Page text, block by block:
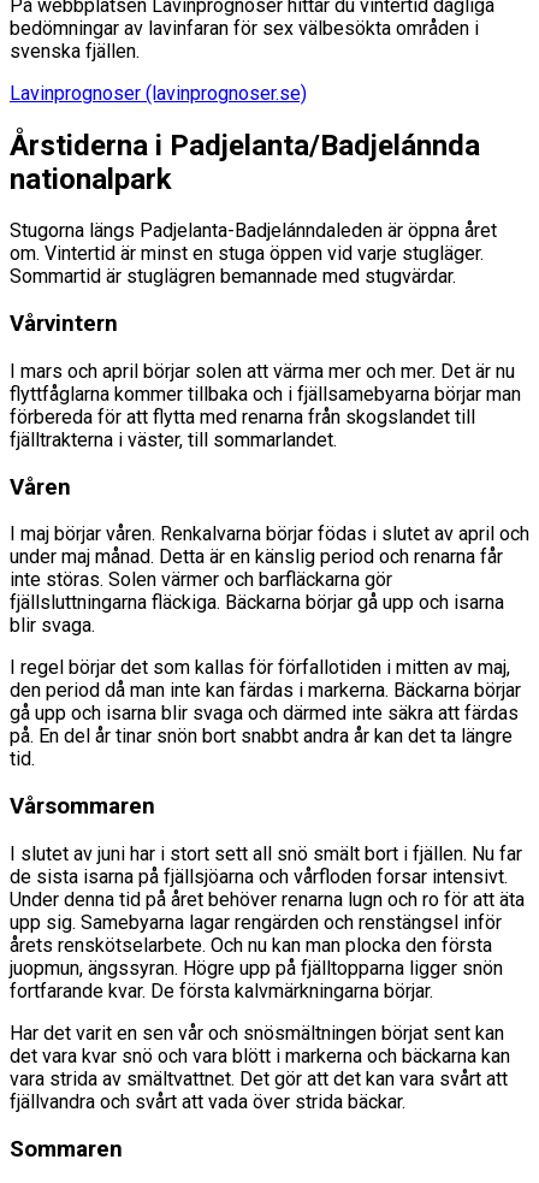
På webbplatsen Lavinprognoser hittar du vintertid dagliga
bedömningar av lavinfaran för sex välbesökta områden i
svenska fjällen.
Lavinprognoser (lavinprognoser.se)
Årstiderna i Padjelanta/Badjelánnda
nationalpark
Stugorna längs Padjelanta-Badjelánndaleden är öppna året
om. Vintertid är minst en stuga öppen vid varje stugläger.
Sommartid är stuglägren bemannade med stugvärdar.
Vårvintern
I mars och april börjar solen att värma mer och mer. Det är nu
flyttfåglarna kommer tillbaka och i fjällsamebyarna börjar man
förbereda för att flytta med renarna från skogslandet till
fjälltrakterna i väster, till sommarlandet.
Våren
I maj börjar våren. Renkalvarna börjar födas i slutet av april och
under maj månad. Detta är en känslig period och renarna får
inte störas. Solen värmer och barfläckarna gör
fjällsluttningarna fläckiga. Bäckarna börjar gå upp och isarna
blir svaga.
I regel börjar det som kallas för förfallotiden i mitten av maj,
den period då man inte kan färdas i markerna. Bäckarna börjar
gå upp och isarna blir svaga och därmed inte säkra att färdas
på. En del år tinar snön bort snabbt andra år kan det ta längre
tid.
Vårsommaren
I slutet av juni har i stort sett all snö smält bort i fjällen. Nu far
de sista isarna på fjällsjöarna och vårfloden forsar intensivt.
Under denna tid på året behöver renarna lugn och ro för att äta
upp sig. Samebyarna lagar rengärden och renstängsel inför
årets renskötselarbete. Och nu kan man plocka den första
juopmun, ängssyran. Högre upp på fjälltopparna ligger snön
fortfarande kvar. De första kalvmärkningarna börjar.
Har det varit en sen vår och snösmältningen börjat sent kan
det vara kvar snö och vara blött i markerna och bäckarna kan
vara strida av smältvattnet. Det gör att det kan vara svårt att
fjällvandra och svårt att vada över strida bäckar.
Sommaren